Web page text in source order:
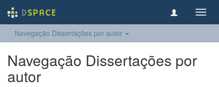
Navegação Dissertações por autor
Navegação Dissertações por
autor